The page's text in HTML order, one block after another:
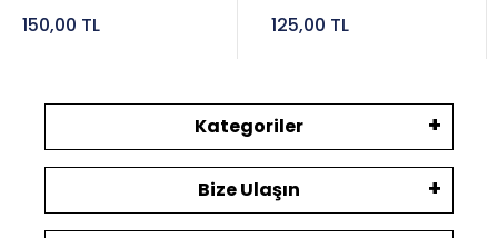
150,00 TL 125,00 TL
Kategoriler
Bize Ulaşın